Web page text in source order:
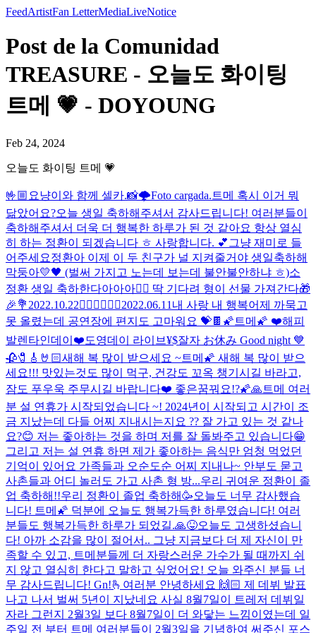
FeedArtistFan LetterMediaLiveNotice
Post de la Comunidad
TREASURE - 오늘도 화이팅
트메 💗 - DOYOUNG
Feb 24, 2024
오늘도 화이팅 트메 💗
🤟🏼 요냥이와 함께 셀카.📸🌩Foto cargada. 트메 혹시 이거 뭐
닮았어요?오늘 생일 축하해주셔서 감사드립니다! 여러분들이
축하해주셔서 더욱 더 행복한 하루가 된 것 같아요 항상 열심
히 하는 정환이 되겠습니다 ㅎ 사랑합니다. 💕 그냥 재미로 들
어주세요정환아 이제 이 두 친구가 널 지켜줄거야 생일축하해
막둥아💛🖤 (벌써 가지고 노는데 보는데 불안불안하냐 ㅎ)소
정환 생일 축하한다아아아❤️‍🔥 딱 기다려 형이 선물 가져간다🎁
🎉💐 2022.10.22❤️‍🔥❤️‍🔥❤️‍🔥2022.06.11 내 사랑 내 행복어제 까묵고
못 올렸는데 공연장에 편지도 고마워요 💝🍫 🌠트메🌠 ❤️해피
발렌타인데이❤️도영데이 라이브¥$잘자 お休み Good night 💙
🥀🧷🎸🤘🏻새해 복 많이 받으세요 ~트메🌠 새해 복 많이 받으
세요!!! 맛있는것도 많이 먹구, 건강도 꼬옥 챙기시길 바라고,
잠도 푸우욱 주무시길 바랍니다❤️ 좋은꿈꿔요!?🌠🙏 트메 여러
분 설 연휴가 시작되었습니다 ~! 2024년이 시작되고 시간이 조
금 지났는데 다들 어찌 지내시는지요 ?? 잘 가고 있는 것 같나
요?😊 저는 좋아하는 것을 하며 저를 잘 돌봐주고 있습니다😁
그리고 저는 설 연휴 하면 제가 좋아하는 음식만 엄청 먹었던
기억이 있어요 가족들과 오순도순 어찌 지내나~ 안부도 묻고
사촌들과 어디 놀러도 가고 사촌 형 방...우리 귀여운 정환이 졸
업 축하해!!우리 정환이 졸업 축하해🥳오늘도 너무 감사했습
니다! 트메🌠 덕분에 오늘도 행복가득한 하루였습니다! 여러
분들도 행복가득한 하루가 되었길.🙏😝오늘도 고생하셨습니
다! 아까 소감을 많이 절어서.. 그냥 지금보다 더 제 자신이 만
족할 수 있고, 트메분들께 더 자랑스러운 가수가 될 때까지 쉬
지 않고 열심히 한다고 말하고 싶었어요! 오늘 와주신 분들 너
무 감사드립니다! Gn!🫰 여러분 안녕하세요 🙌🏻 제 데뷔 발표
나고 나서 벌써 5년이 지났네요 사실 8월7일이 트레저 데뷔일
자라 그런지 2월3일 보다 8월7일이 더 와닿는 느낌이였는데 일
주일 전 부터 트메 여러분들이 2월3일을 기념하여 써주신 포스